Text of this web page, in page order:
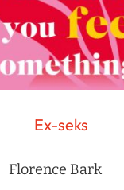
Ex-seks
Florence Bark